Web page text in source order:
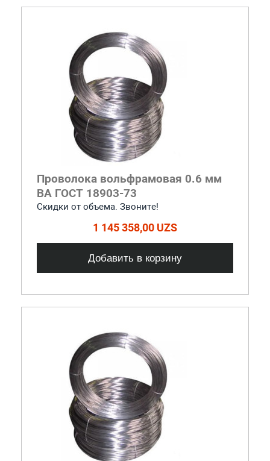
Проволока вольфрамовая 0.6 мм
ВА ГОСТ 18903-73
Скидки от объема. Звоните!
1 145 358,00 UZS
Добавить в корзину